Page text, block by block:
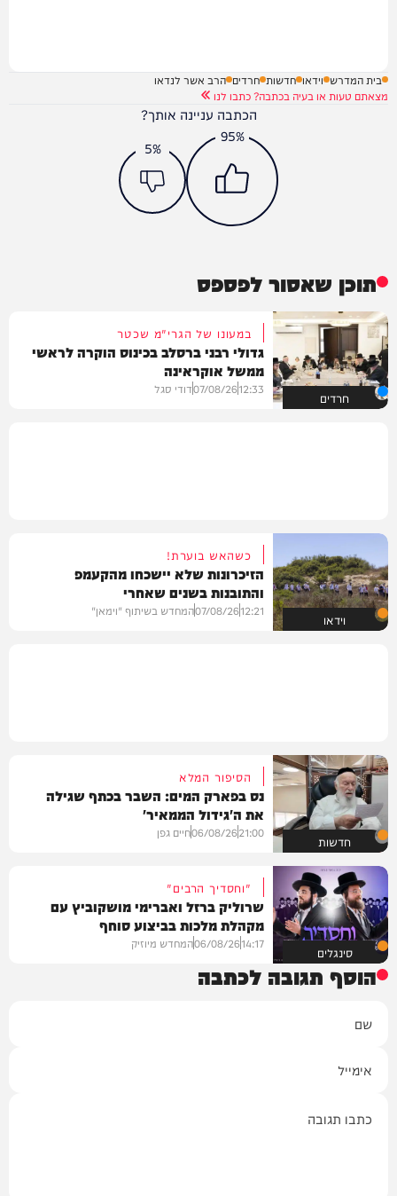
בית המדרש וידאו חדשות חרדים הרב אשר לנדאו
מצאתם טעות או בעיה בכתבה? כתבו לנו
הכתבה עניינה אותך?
95%
5%
תוכן שאסור לפספס
חרדים
במעונו של הגרי"מ שכטר
גדולי רבני ברסלב בכינוס הוקרה לראשי
ממשל אוקראינה
12:33
07/08/26דודי סגל
וידאו
כשהאש בוערת!
הזיכרונות שלא יישכחו מהקעמפ
והתובנות בשנים שאחרי
12:21
07/08/26המחדש בשיתוף "וימאן"
חדשות
הסיפור המלא
נס בפארק המים: השבר בכתף שגילה
את ה'גידול הממאיר'
21:00
06/08/26חיים גפן
סינגלים
"וחסדיך הרבים"
שרוליק ברזל ואברימי מושקוביץ עם
מקהלת מלכות בביצוע סוחף
14:17
06/08/26המחדש מיוזיק
הוסף תגובה לכתבה